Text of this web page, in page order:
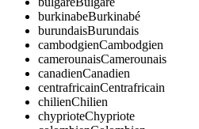
burkinabeBurkinabé
burundaisBurundais
cambodgienCambodgien
camerounaisCamerounais
canadienCanadien
centrafricainCentrafricain
chilienChilien
chyprioteChypriote